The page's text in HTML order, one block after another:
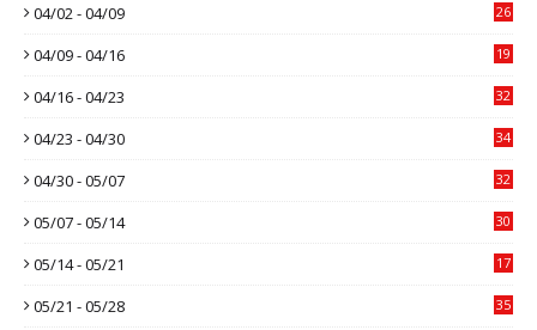
04/02 - 04/09 26
04/09 - 04/16 19
04/16 - 04/23 32
04/23 - 04/30 34
04/30 - 05/07 32
05/07 - 05/14 30
05/14 - 05/21 17
05/21 - 05/28 35